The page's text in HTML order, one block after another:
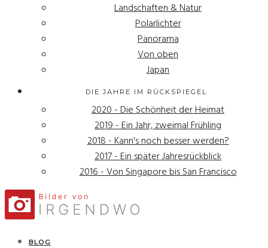
Landschaften & Natur
Polarlichter
Panorama
Von oben
Japan
DIE JAHRE IM RÜCKSPIEGEL
2020 - Die Schönheit der Heimat
2019 - Ein Jahr, zweimal Frühling
2018 - Kann's noch besser werden?
2017 - Ein später Jahresrückblick
2016 - Von Singapore bis San Francisco
BLOG